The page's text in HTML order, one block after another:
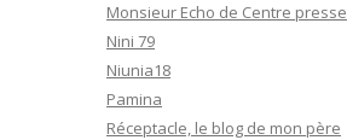
Monsieur Echo de Centre presse
Nini 79
Niunia18
Pamina
Réceptacle, le blog de mon père